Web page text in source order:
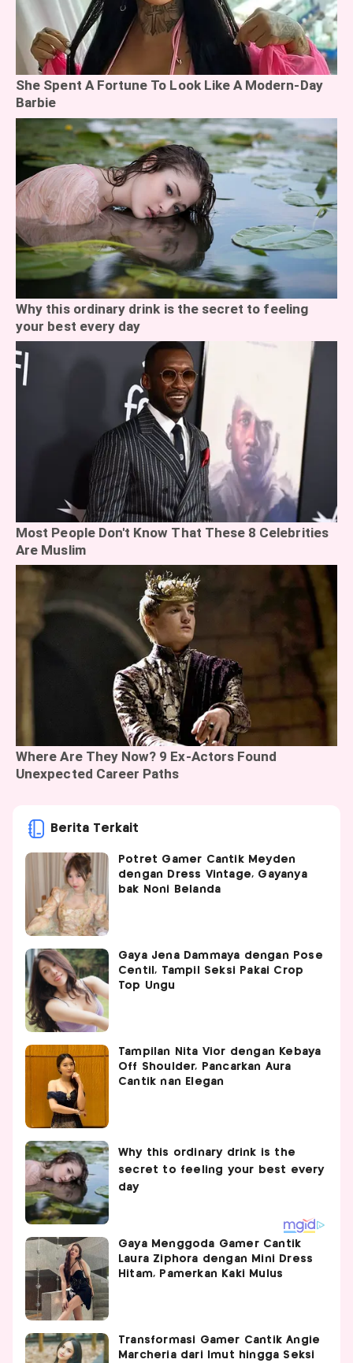
Berita Terkait
Potret Gamer Cantik Meyden
dengan Dress Vintage, Gayanya
bak Noni Belanda
Gaya Jena Dammaya dengan Pose
Centil, Tampil Seksi Pakai Crop
Top Ungu
Tampilan Nita Vior dengan Kebaya
Off Shoulder, Pancarkan Aura
Cantik nan Elegan
Gaya Menggoda Gamer Cantik
Laura Ziphora dengan Mini Dress
Hitam, Pamerkan Kaki Mulus
Transformasi Gamer Cantik Angie
Marcheria dari Imut hingga Seksi